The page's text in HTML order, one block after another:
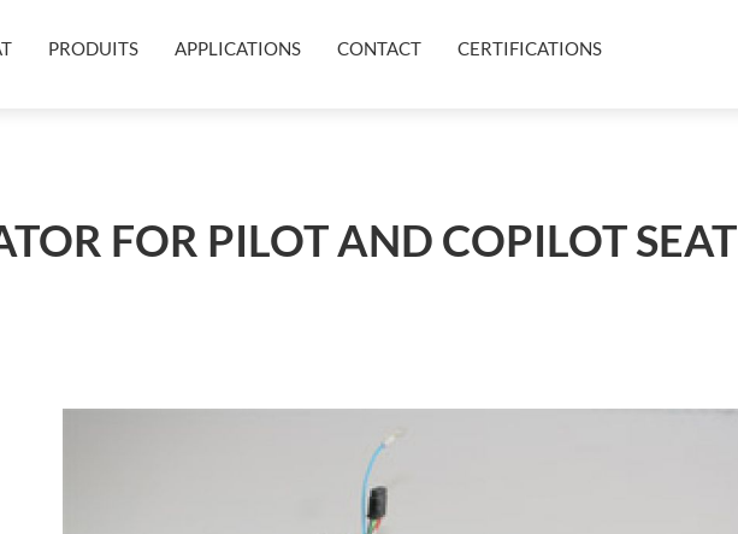
PRODUITS APPLICATIONS CONTACT CERTIFICATIONS
FOR PILOT AND COPILOT SEAT